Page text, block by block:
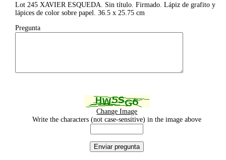
Lot 245 XAVIER ESQUEDA. Sin título. Firmado. Lápiz de grafito y
lápices de color sobre papel. 36.5 x 25.75 cm
Pregunta
Change Image
Write the characters (not case-sensitive) in the image above